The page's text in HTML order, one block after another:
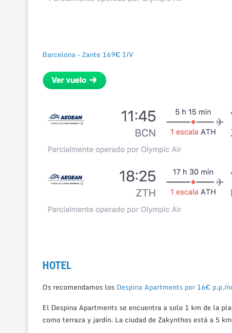
Barcelona – Zante 169€ I/V
HOTEL
Os recomendamos los Despina Apartments por 16€ p.p./
El Despina Apartments se encuentra a solo 1 km de la
como terraza y jardín. La ciudad de Zakynthos está a 5